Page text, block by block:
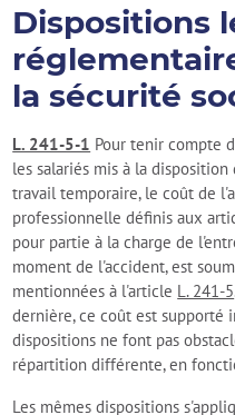
Dispositions
la sécurité
L. 241-5-1 Pour tenir compte
les salariés mis à la
travail temporaire, le coût de
professionnelle définis aux
pour partie à la charge de
moment de l'accident, est
mentionnées à l'article L. 241-5
dernière, ce coût est supporté
dispositions ne font pas
répartition différente, en
Les mêmes dispositions